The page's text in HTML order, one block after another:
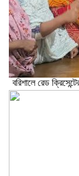
বরিশালে রেড